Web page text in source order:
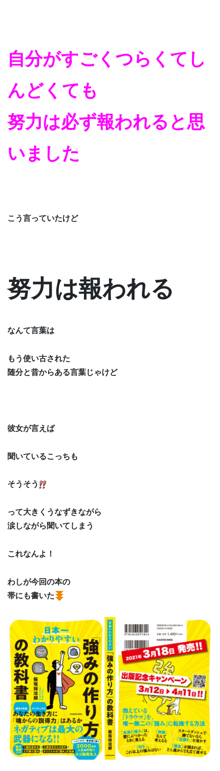
自分がすごくつらくてし
んどくても
努力は必ず報われると思
いました
こう言っていたけど
努力は報われる
なんて言葉は
もう使い古された
随分と昔からある言葉じゃけど
彼女が言えば
聞いているこっちも
そうそう
って大きくうなずきながら
涙しながら聞いてしまう
これなんよ！
わしが今回の本の
帯にも書いた